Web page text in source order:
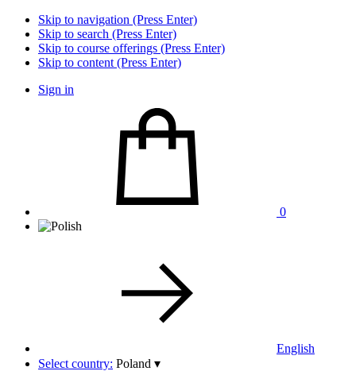
Skip to navigation (Press Enter)
Skip to search (Press Enter)
Skip to course offerings (Press Enter)
Skip to content (Press Enter)
Sign in
0
English
Select country: Poland ▾